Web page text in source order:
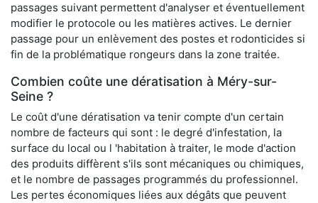
passages suivant permettent d'analyser et éventuellement
modifier le protocole ou les matières actives. Le dernier
passage pour un enlèvement des postes et rodonticides si
fin de la problématique rongeurs dans la zone traitée.
Combien coûte une dératisation à Méry-sur-
Seine ?
Le coût d'une dératisation va tenir compte d'un certain
nombre de facteurs qui sont : le degré d'infestation, la
surface du local ou l 'habitation à traiter, le mode d'action
des produits diffèrent s'ils sont mécaniques ou chimiques,
et le nombre de passages programmés du professionnel.
Les pertes économiques liées aux dégâts que peuvent